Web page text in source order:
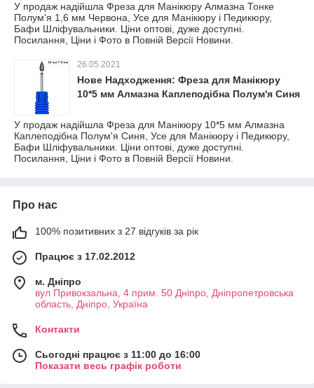
У продаж надійшла Фреза для Манікюру Алмазна Тонке
Полум'я 1,6 мм Червона, Усе для Манікюру і Педикюру,
Бафи Шліфувальники. Ціни оптові, дуже доступні.
Посилання, Ціни і Фото в Повній Версії Новини.
26.05.2021
Нове Надходження: Фреза для Манікюру
10*5 мм Алмазна Каплеподібна Полум'я Синя
У продаж надійшла Фреза для Манікюру 10*5 мм Алмазна
Каплеподібна Полум'я Синя, Усе для Манікюру і Педикюру,
Бафи Шліфувальники. Ціни оптові, дуже доступні.
Посилання, Ціни і Фото в Повній Версії Новини.
Про нас
100% позитивних з 27 відгуків за рік
Працює з 17.02.2012
м. Дніпро
вул Привокзальна, 4 прим. 50 Дніпро, Дніпропетровська
область, Дніпро, Україна
Контакти
Сьогодні працює з 11:00 до 16:00
Показати весь графік роботи